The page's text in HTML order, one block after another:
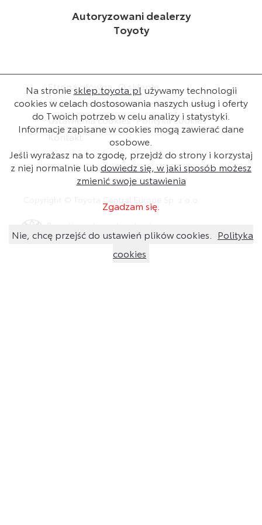
Autoryzowani dealerzy
Toyoty
Strona główna O sklepie
Dla dealera Baza wiedzy Regulamin
Ustawienia cookies Polityka cookies
Kontakt
Na stroniesklep.toyota.pl używamy technologii
cookies w celach dostosowania naszych usług i oferty
do Twoich potrzeb w celu analizy i statystyki.
Informacje zapisane w cookies mogą zawierać dane
osobowe.
Jeśli wyrażasz na to zgodę, przejdź do strony i korzystaj
z niej normalnie lub dowiedz się, w jaki sposób możesz
zmienić swoje ustawienia
Zgadzam się.
Nie, chcę przejść do ustawień plików cookies.
Polityka
cookies